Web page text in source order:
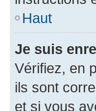
Haut
Je suis
Vérifiez, en
ils sont
et si vous